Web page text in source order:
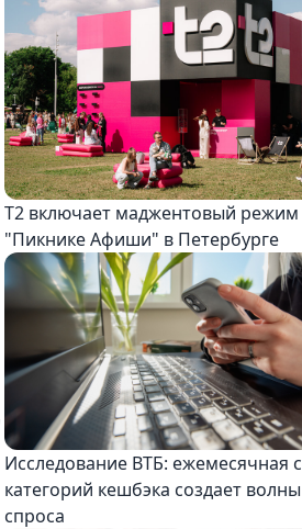
Т2 включает маджентовый режим
"Пикнике Афиши" в Петербурге
Исследование ВТБ: ежемесячная
категорий кешбэка создает волны
спроса